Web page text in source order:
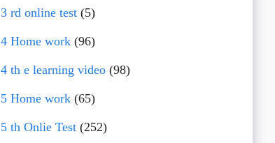
3 rd online test(5)
4 Home work(96)
4 th e learning video(98)
5 Home work(65)
5 th Onlie Test(252)